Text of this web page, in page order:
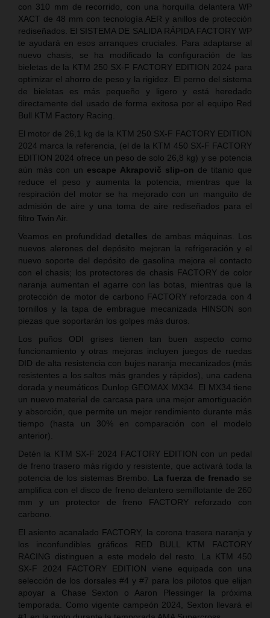
con 310 mm de recorrido, con una horquilla delantera WP
XACT de 48 mm con tecnología AER y anillos de protección
rediseñados. El SISTEMA DE SALIDA RÁPIDA FACTORY WP
te ayudará en esos arranques cruciales. Para adaptarse al
nuevo chasis, se ha modificado la configuración de las
bieletas de la KTM 250 SX-F FACTORY EDITION 2024 para
optimizar el ahorro de peso y la rigidez. El perno del sistema
de bieletas es más pequeño y ligero y está heredado
directamente del usado de forma exitosa por el equipo Red
Bull KTM Factory Racing.
El motor de 26,1 kg de la KTM 250 SX-F FACTORY EDITION
2024 marca la referencia, (el de la KTM 450 SX-F FACTORY
EDITION 2024 ofrece un peso de solo 26,8 kg) y se potencia
aún más con un escape Akrapovič slip-on de titanio que
reduce el peso y aumenta la potencia, mientras que la
respiración del motor se ha mejorado con un manguito de
admisión de aire y una toma de aire rediseñados para el
filtro Twin Air.
Veamos en profundidad detalles de ambas máquinas. Los
nuevos alerones del depósito mejoran la refrigeración y el
nuevo soporte del depósito de gasolina mejora el contacto
con el chasis; los protectores de chasis FACTORY de color
naranja aumentan el agarre con las botas, mientras que la
protección de motor de carbono FACTORY reforzada con 4
tornillos y la tapa de embrague mecanizada HINSON son
piezas que soportarán los golpes más duros.
Los puños ODI grises tienen tan buen aspecto como
funcionamiento y otras mejoras incluyen juegos de ruedas
DID de alta resistencia con bujes naranja mecanizados (más
resistentes a los saltos más grandes y rápidos), una cadena
dorada y neumáticos Dunlop GEOMAX MX34. El MX34 tiene
un nuevo material de carcasa para una mejor amortiguación
y absorción, que permite un mejor rendimiento durante más
tiempo (hasta un 30% en comparación con el modelo
anterior).
Detén la KTM SX-F 2024 FACTORY EDITION con un pedal
de freno trasero más rígido y resistente, que activará toda la
potencia de los sistemas Brembo. La fuerza de frenado se
amplifica con el disco de freno delantero semiflotante de 260
mm y un protector de freno FACTORY reforzado con
carbono.
El asiento acanalado FACTORY, la corona trasera naranja y
los inconfundibles gráficos RED BULL KTM FACTORY
RACING distinguen a este modelo del resto. La KTM 450
SX-F 2024 FACTORY EDITION viene equipada con una
selección de los dorsales #4 y #7 para los pilotos que elijan
apoyar a Chase Sexton o Aaron Plessinger la próxima
temporada. Como vigente campeón 2024, Sexton llevará el